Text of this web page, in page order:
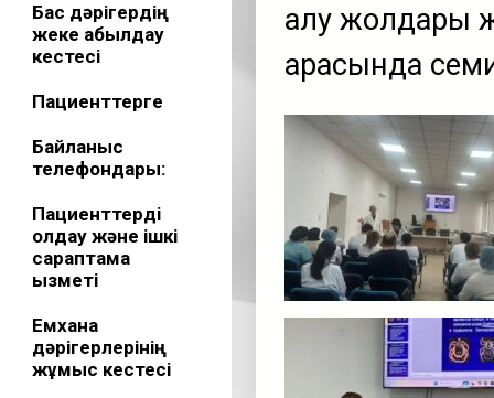
Бас дәрігердің
жеке қабылдау
кестесі
Пациенттерге
Байланыс
телефондары:
Пациенттерді
қолдау және ішкі
сараптама
қызметі
Емхана
дәрігерлерінің
жұмыс кестесі
алу жолдары
арасында